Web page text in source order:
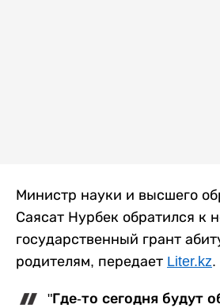
Министр науки и высшего
Саясат Нурбек обратился к
государственный грант
родителям, передает Liter.kz.
"Где-то сегодня будут